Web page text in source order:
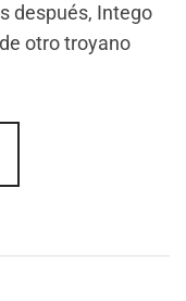
después, Intego
otro troyano